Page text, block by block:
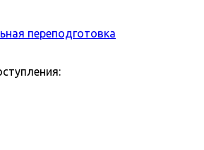
переподготовка